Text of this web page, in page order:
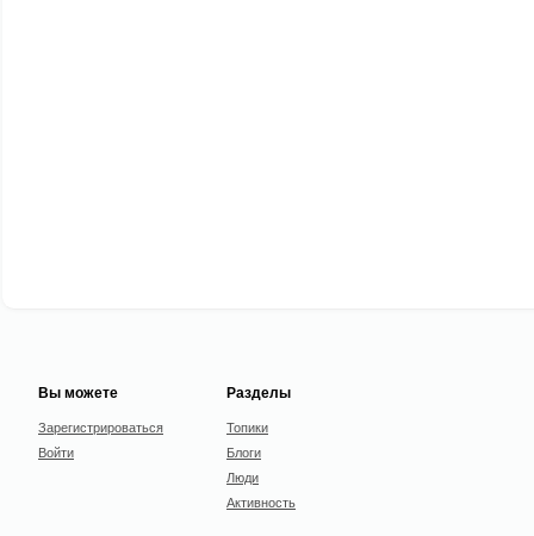
Вы можете
Зарегистрироваться
Войти
Разделы
Топики
Блоги
Люди
Активность